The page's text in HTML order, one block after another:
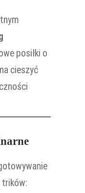
posiłki o
cieszyć
trików: